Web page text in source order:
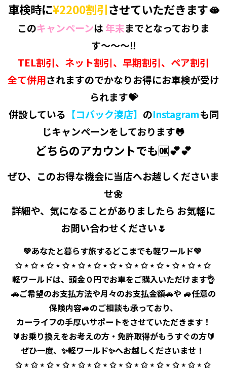
車検時に¥2200割引させていただきます🫦
このキャンペーンは 年末までとなっておりま
す〜〜〜‼️
TEL割引、ネット割引、早期割引、ペア割引
全て併用されますのでかなりお得にお車検が受け
られます💝
併設している 【コバック湊店】 のInstagramも同
じキャンペーンをしております🐸
どちらのアカウントでも🆗💕💕
ぜひ、このお得な機会に当店へお越しくださいま
せ🌼
詳細や、気になることがありましたら お気軽に
お問い合わせください🌷
💚あなたと暮らす旅するどこまでも軽ワールド💚⁡ ⁡
✩ ⋆ ✩ ⋆ ✩ ⋆ ✩ ⋆ ✩ ⋆ ✩ ⋆ ✩ ⋆ ✩ ⋆ ✩ ⋆ ✩ ⋆ ✩ ⋆ ✩ ⋆ ✩ ⁡
軽ワールドは、頭金０円でお車をご購入いただけます👌
🚗ご希望のお支払方法や月々のお支払金額🚗や 🚙任意の
保険内容🚙のご相談も承っており、
カーライフの手厚いサポートをさせていただきます！
🔰お乗り換えをお考えの方・免許取得がもうすぐの方🔰
ぜひ一度、✨軽ワールド✨へお越しくださいませ！ ⁡
✩ ⋆ ✩ ⋆ ✩ ⋆ ✩ ⋆ ✩ ⋆ ✩ ⋆ ✩ ⋆ ✩ ⋆ ✩ ⋆ ✩ ⋆ ✩ ⋆ ✩ ⋆ ✩